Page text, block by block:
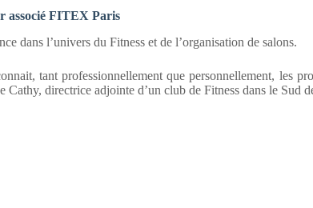
associé FITEX Paris
dans l’univers du Fitness et de l’organisation de salons.
tant professionnellement que personnellement, les
Cathy, directrice adjointe d’un club de Fitness dans le Sud